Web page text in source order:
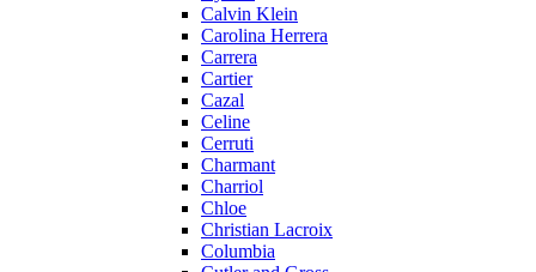
Calvin Klein
Carolina Herrera
Carrera
Cartier
Cazal
Celine
Cerruti
Charmant
Charriol
Chloe
Christian Lacroix
Columbia